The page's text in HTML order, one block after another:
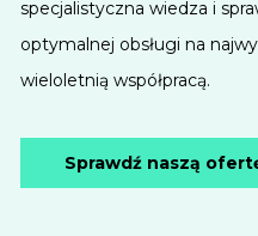
specjalistyczna wiedza i
optymalnej obsługi na
wieloletnią współpracą.
Sprawdź naszą